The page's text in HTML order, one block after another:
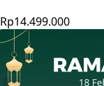
Rp14.499.000